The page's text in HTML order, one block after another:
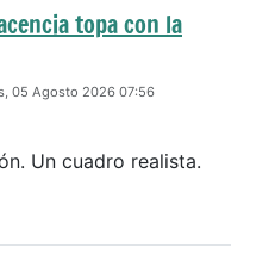
topa con la
05 Agosto 2026 07:56
Un cuadro realista.